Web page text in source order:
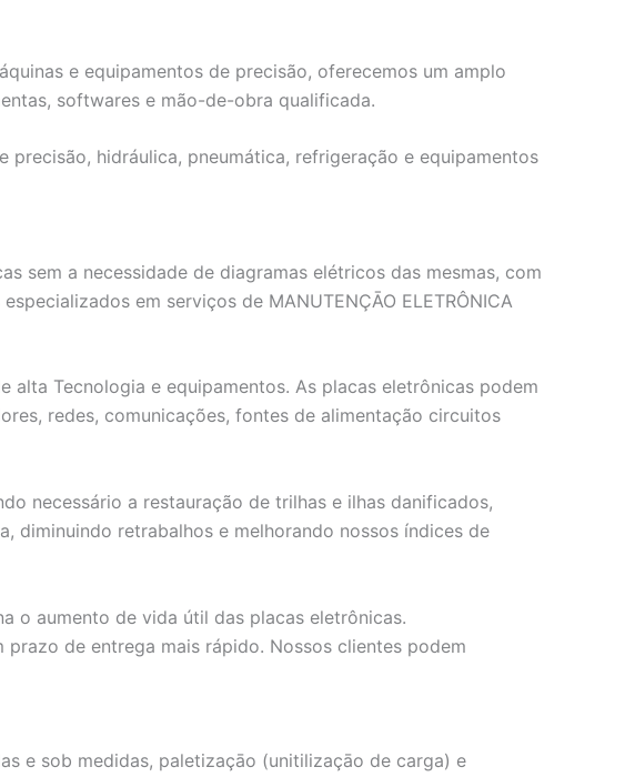
e equipamentos de precisão, oferecemos um amplo
softwares e mão-de-obra qualificada.
hidráulica, pneumática, refrigeração e equipamentos
sem a necessidade de diagramas elétricos das mesmas, com
em serviços de MANUTENÇĀO ELETRÔNICA
alta Tecnologia e equipamentos. As placas eletrônicas podem
redes, comunicações, fontes de alimentação circuitos
necessário a restauração de trilhas e ilhas danificados,
diminuindo retrabalhos e melhorando nossos índices de
o aumento de vida útil das placas eletrônicas.
de entrega mais rápido. Nossos clientes podem
e sob medidas, paletizaçāo (unitilizaçāo de carga) e